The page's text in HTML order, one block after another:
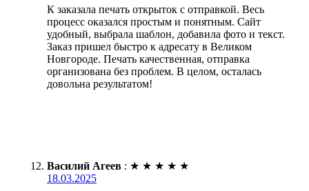
К заказала печать открыток с отправкой. Весь
процесс оказался простым и понятным. Сайт
удобный, выбрала шаблон, добавила фото и текст.
Заказ пришел быстро к адресату в Великом
Новгороде. Печать качественная, отправка
организована без проблем. В целом, осталась
довольна результатом!
Василий Агеев : ★ ★ ★ ★ ★
18.03.2025